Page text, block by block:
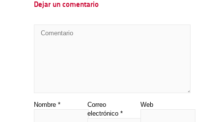
Dejar un comentario
Nombre *
Correo
electrónico *
Web